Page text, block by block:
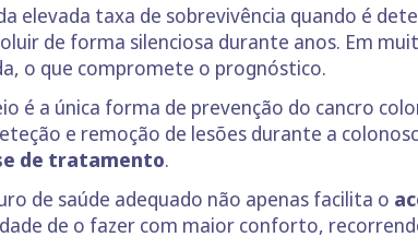
elevada taxa de sobrevivência quando é
de forma silenciosa durante anos. Em
o que compromete o prognóstico.
é a única forma de prevenção do cancro
e remoção de lesões durante a
de tratamento.
de saúde adequado não apenas facilita o
de o fazer com maior conforto,